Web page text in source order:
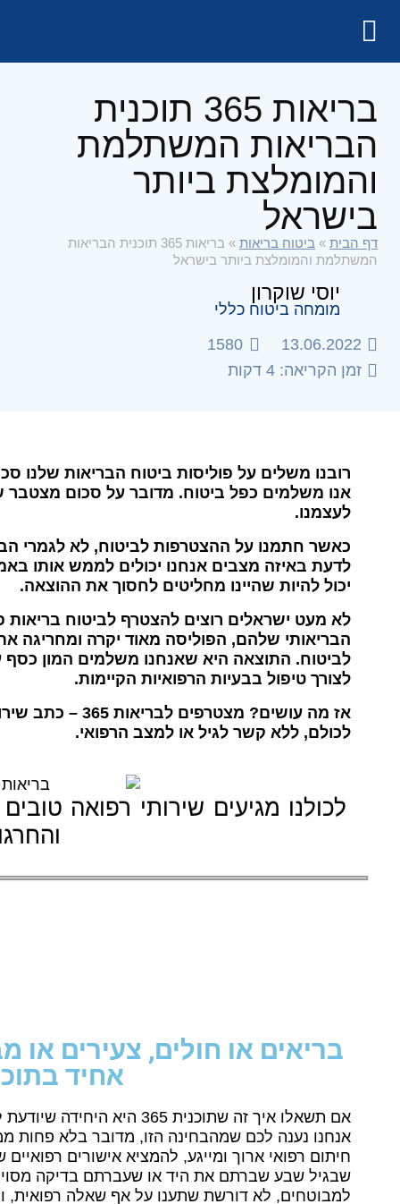
בריאות 365 תוכנית
הבריאות המשתלמת
והמומלצת ביותר
בישראל
דף הבית » ביטוח בריאות »
בריאות 365 תוכנית הבריאות
המשתלמת והמומלצת ביותר בישראל
יוסי שוקרון
מומחה ביטוח כללי
13.06.2022
1580
זמן הקריאה: 4 דקות
רובנו משלים על פוליסות ביטוח הבריאות שלנו
אנו משלמים כפל ביטוח. מדובר על סכום
לעצמנו.
כאשר חתמנו על ההצטרפות לביטוח, לא לגמרי
לדעת באיזה מצבים אנחנו יכולים לממש אותו
יכול להיות שהיינו מחליטים לחסוך את ההוצאה.
לא מעט ישראלים רוצים להצטרף לביטוח
הבריאותי שלהם, הפוליסה מאוד יקרה ומחריגה
לביטוח. התוצאה היא שאנחנו משלמים המון כסף
לצורך טיפול בבעיות הרפואיות הקיימות.
אז מה עושים?
לכולם, ללא קשר לגיל או למצב הרפואי.
לכולנו מגיעים שירותי רפואה
בריאים או חולים, צעירים או
אחיד
אם תשאלו איך זה שתוכנית
אנחנו נענה לכם שמהבחינה הזו, מדובר בלא
חיתום רפואי ארוך ומייגע, להמציא אישורים
למבוטחים, לא דורשת שתענו על אף שאלה